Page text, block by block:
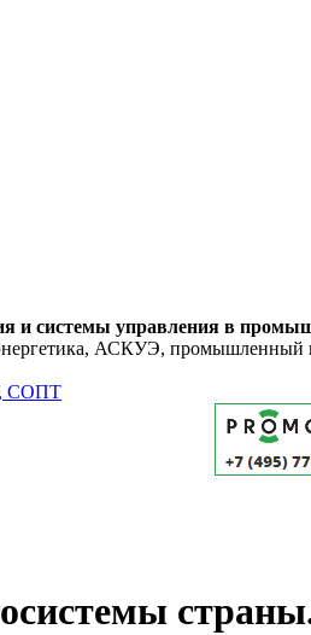
и системы управления в
АСКУЭ, промышленный
СОПТ